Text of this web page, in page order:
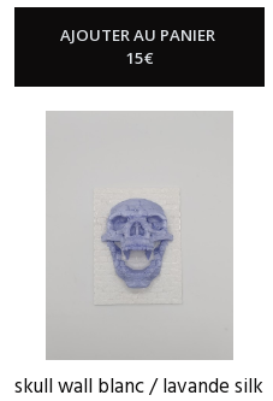
AJOUTER AU PANIER
15€
skull wall blanc / lavande silk